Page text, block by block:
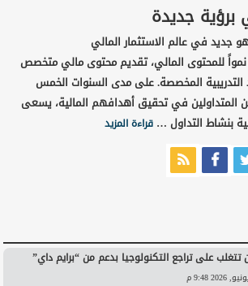
برؤية جديدة
في عالم الاستثمار المالي
نمواً للمحتوى المالي، تقديم محتوى مالي متخصص
التدريبية المخصصة. على مدى السنوات الخمس
المتداولين في تحقيق أهدافهم المالية، يسعى
بنشاط التداول …قراءة المزيد
تتغلب على تراجع التكنولوجيا بدعم من “برايم داي”